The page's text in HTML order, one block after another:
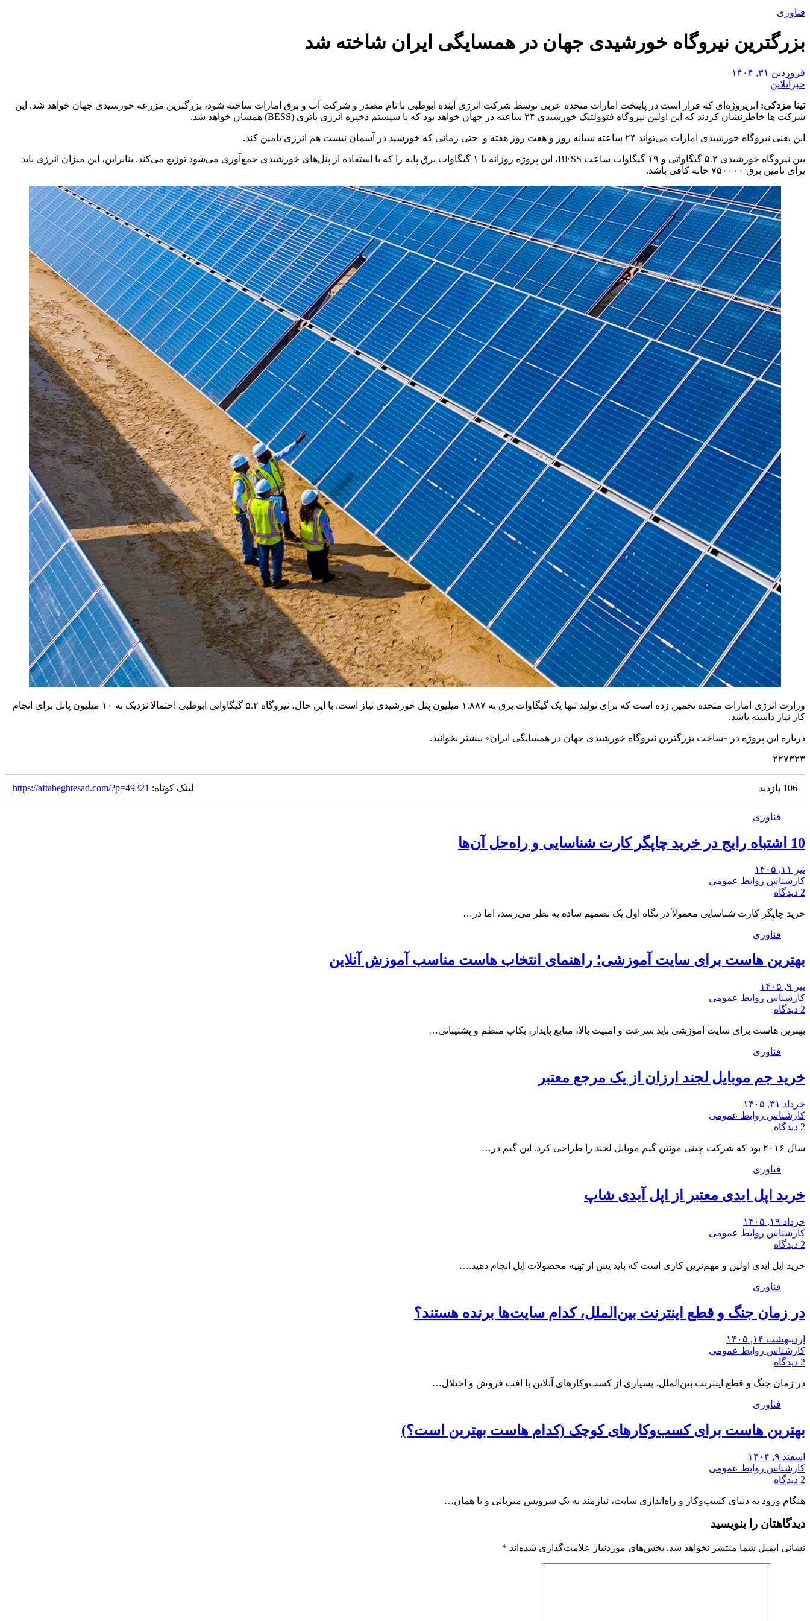
فناوری
بزرگترین نیروگاه خورشیدی جهان در همسایگی ایران شاخته شد
فروردین ۳۱, ۱۴۰۴
خبرآنلاین
تینا مزدکی: ابرپروژه‌ای که قرار است در پایتخت امارات متحده عربی توسط شرکت انرژی آینده ابوظبی با نام مصدر و شرکت آب و برق امارات ساخته شود، بزرگترین مزرعه خورسیدی جهان خواهد شد. این
شرکت ها خاطرنشان کردند که این اولین نیروگاه فتوولتیک خورشیدی ۲۴ ساعته در جهان خواهد بود که با سیستم ذخیره انرژی باتری (BESS) همسان خواهد شد.
این یعنی نیروگاه خورشیدی امارات می‌تواند ۲۴ ساعته شبانه روز و هفت روز هفته و حتی زمانی که خورشید در آسمان نیست هم انرژی تامین کند.
بین نیروگاه خورشیدی ۵.۲ گیگاواتی و ۱۹ گیگاوات ساعت BESS، این پروژه روزانه تا ۱ گیگاوات برق پایه را که با استفاده از پنل‌های خورشیدی جمع‌آوری می‌شود توزیع می‌کند. بنابراین، این میزان انرژی باید
برای تامین برق ۷۵۰۰۰۰ خانه کافی باشد.
وزارت انرژی امارات متحده تخمین زده است که برای تولید تنها یک گیگاوات برق به ۱.۸۸۷ میلیون پنل خورشیدی نیاز است. با این حال، نیروگاه ۵.۲ گیگاواتی ابوظبی احتمالا نزدیک به ۱۰ میلیون پانل برای انجام
کار نیاز داشته باشد.
درباره این پروژه در «ساخت بزرگترین نیروگاه خورشیدی جهان در همسایگی ایران» بیشتر بخوانید.
۲۲۷۳۲۳
106 بازدید لینک کوتاه: https://aftabeghtesad.com/?p=49321
فناوری
10 اشتباه رایج در خرید چاپگر کارت شناسایی و راه‌حل آن‌ها
تیر ۱۱, ۱۴۰۵
کارشناس روابط عمومی
2 دیدگاه
خرید چاپگر کارت شناسایی معمولاً در نگاه اول یک تصمیم ساده به نظر می‌رسد، اما در…
فناوری
بهترین هاست برای سایت آموزشی؛ راهنمای انتخاب هاست مناسب آموزش آنلاین
تیر ۹, ۱۴۰۵
کارشناس روابط عمومی
2 دیدگاه
بهترین هاست برای سایت آموزشی باید سرعت و امنیت بالا، منابع پایدار، بکاپ منظم و پشتیبانی…
فناوری
خرید جم موبایل لجند ارزان از یک مرجع معتبر
خرداد ۳۱, ۱۴۰۵
کارشناس روابط عمومی
2 دیدگاه
سال ۲۰۱۶ بود که شرکت چینی مونتن گیم موبایل لجند را طراحی کرد. این گیم در…
فناوری
خرید اپل ایدی معتبر از اپل آیدی شاپ
خرداد ۱۹, ۱۴۰۵
کارشناس روابط عمومی
2 دیدگاه
خرید اپل ایدی اولین و مهم‌ترین کاری است که باید پس از تهیه محصولات اپل انجام دهید.…
فناوری
در زمان جنگ و قطع اینترنت بین‌الملل، کدام سایت‌ها برنده هستند؟
اردیبهشت ۱۴, ۱۴۰۵
کارشناس روابط عمومی
2 دیدگاه
در زمان جنگ و قطع اینترنت بین‌الملل، بسیاری از کسب‌وکارهای آنلاین با افت فروش و اختلال…
فناوری
بهترین هاست برای کسب‌وکارهای کوچک (کدام هاست بهترین است؟)
اسفند ۹, ۱۴۰۴
کارشناس روابط عمومی
2 دیدگاه
هنگام ورود به دنیای کسب‌وکار و راه‌اندازی سایت، نیازمند به یک سرویس میزبانی و یا همان…
دیدگاهتان را بنویسید
نشانی ایمیل شما منتشر نخواهد شد. بخش‌های موردنیاز علامت‌گذاری شده‌اند *